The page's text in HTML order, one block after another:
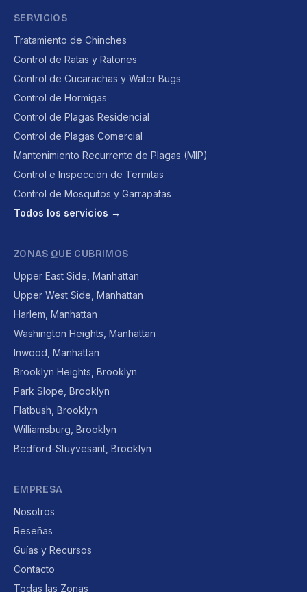
SERVICIOS
Tratamiento de Chinches
Control de Ratas y Ratones
Control de Cucarachas y Water Bugs
Control de Hormigas
Control de Plagas Residencial
Control de Plagas Comercial
Mantenimiento Recurrente de Plagas (MIP)
Control e Inspección de Termitas
Control de Mosquitos y Garrapatas
Todos los servicios →
ZONAS QUE CUBRIMOS
Upper East Side, Manhattan
Upper West Side, Manhattan
Harlem, Manhattan
Washington Heights, Manhattan
Inwood, Manhattan
Brooklyn Heights, Brooklyn
Park Slope, Brooklyn
Flatbush, Brooklyn
Williamsburg, Brooklyn
Bedford-Stuyvesant, Brooklyn
EMPRESA
Nosotros
Reseñas
Guías y Recursos
Contacto
Todas las Zonas